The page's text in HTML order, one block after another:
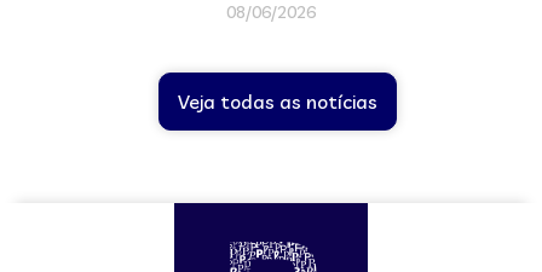
08/06/2026
Veja todas as notícias